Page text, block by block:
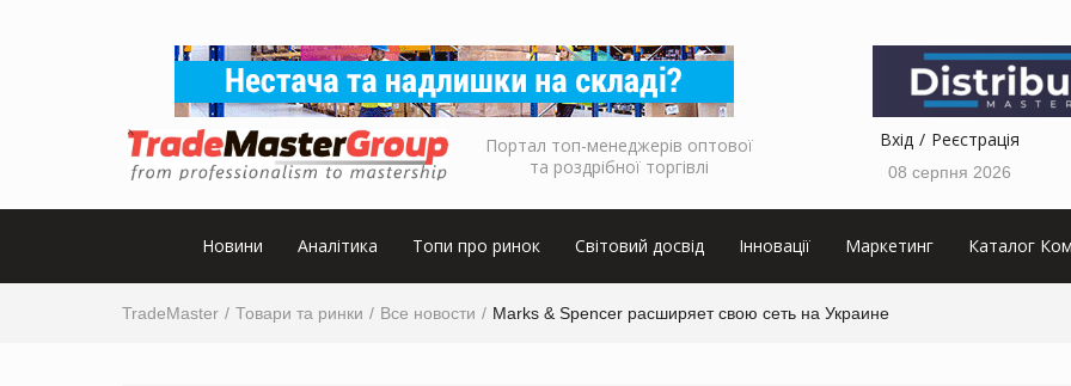
Портал топ-менеджерів оптової
та роздрібної торгівлі
Вхід Реєстрація
08 серпня 2026
Новини Аналітика Топи про ринок Світовий досвід Інновації Маркетинг Каталог
TradeMaster Товари та ринки Все новости Marks & Spencer расширяет свою сеть на Украине